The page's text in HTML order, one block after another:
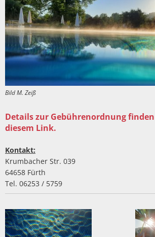
Bild M. Zeiß
Details zur Gebührenordnung
diesem Link.
Kontakt:
Krumbacher Str. 039
64658 Fürth
Tel. 06253 / 5759